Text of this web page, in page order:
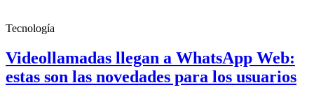
Tecnología
Videollamadas llegan a WhatsApp Web:
estas son las novedades para los usuarios